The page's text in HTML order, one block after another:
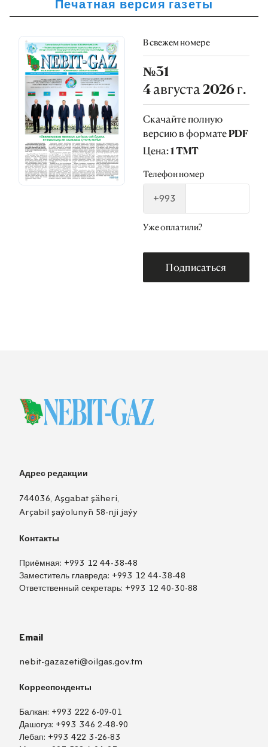
Печатная версия газеты
В свежем номере
№31
4 августа 2026 г.
Скачайте полную
версию в формате PDF
Цена: 1 TMT
Телефон номер
+993
Уже оплатили?
Подписаться
Адрес редакции
744036, Aşgabat şäheri,
Arçabil şaýolunyň 58-nji jaýy
Контакты
Приёмная: +993 12 44-38-48
Заместитель главреда: +993 12 44-38-48
Ответственный секретарь: +993 12 40-30-88
Email
nebit-gazazeti@oilgas.gov.tm
Корреспонденты
Балкан: +993 222 6-09-01
Дашогуз: +993 346 2-48-90
Лебап: +993 422 3-26-83